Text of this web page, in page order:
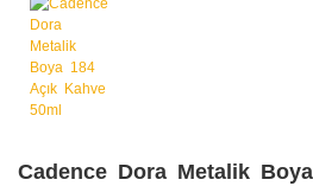
Cadence Dora Metalik